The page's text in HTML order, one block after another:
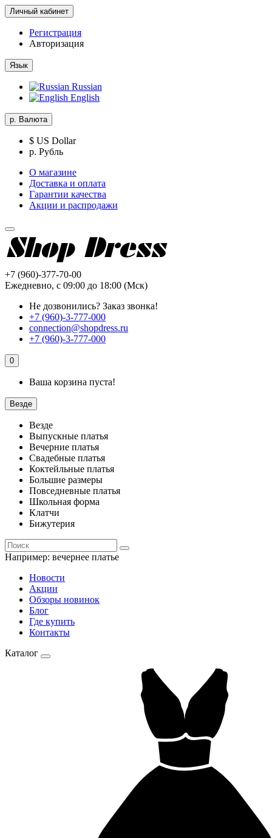
Личный кабинет
Регистрация
Авторизация
Язык
Russian
English
р. Валюта
$ US Dollar
р. Рубль
О магазине
Доставка и оплата
Гарантии качества
Акции и распродажи
+7 (960)-377-70-00
Ежедневно, с 09:00 до 18:00 (Мск)
Не дозвонились? Заказ звонка!
+7 (960)-3-777-000
connection@shopdress.ru
+7 (960)-3-777-000
0
Ваша корзина пуста!
Везде
Везде
Выпускные платья
Вечерние платья
Свадебные платья
Коктейльные платья
Большие размеры
Повседневные платья
Школьная форма
Клатчи
Бижутерия
Например: вечернее платье
Новости
Акции
Обзоры новинок
Блог
Где купить
Контакты
Каталог